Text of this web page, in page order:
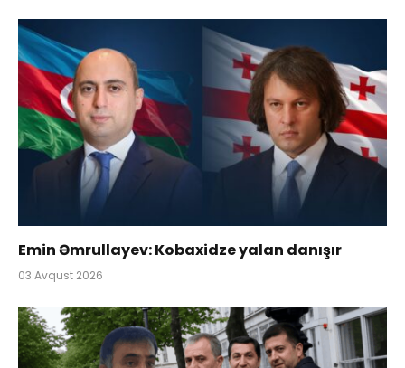
Emin Əmrullayev: Kobaxidze yalan danışır
03 Avqust 2026